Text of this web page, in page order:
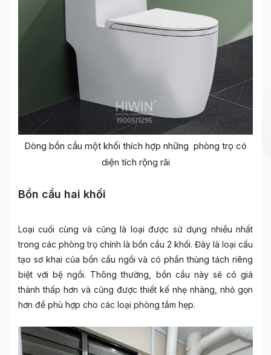
Dòng bồn cầu một khối thích hợp những phòng trọ có
diện tích rộng rãi
Bồn cầu hai khối
Loại cuối cùng và cũng là loại được sử dụng nhiều nhất
trong các phòng trọ chính là bồn cầu 2 khối. Đây là loại cấu
tạo sơ khai của bồn cầu ngồi và có phần thùng tách riêng
biệt với bệ ngồi. Thông thường, bồn cầu này sẽ có giá
thành thấp hơn và cũng được thiết kế nhẹ nhàng, nhỏ gọn
hơn để phù hợp cho các loại phòng tắm hẹp.